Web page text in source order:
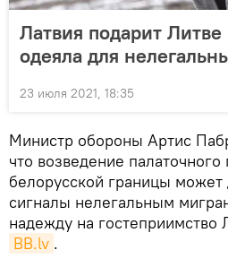
Латвия подарит Литве
одеяла для
23 июля 2021, 18:35
Министр обороны Артис
что возведение
белорусской границы может
сигналы нелегальным
надежду на гостеприимство
BB.lv .